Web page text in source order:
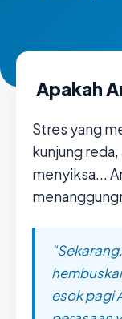
Apakah
Stres yang
kunjung
menyiksa...
esok pagi